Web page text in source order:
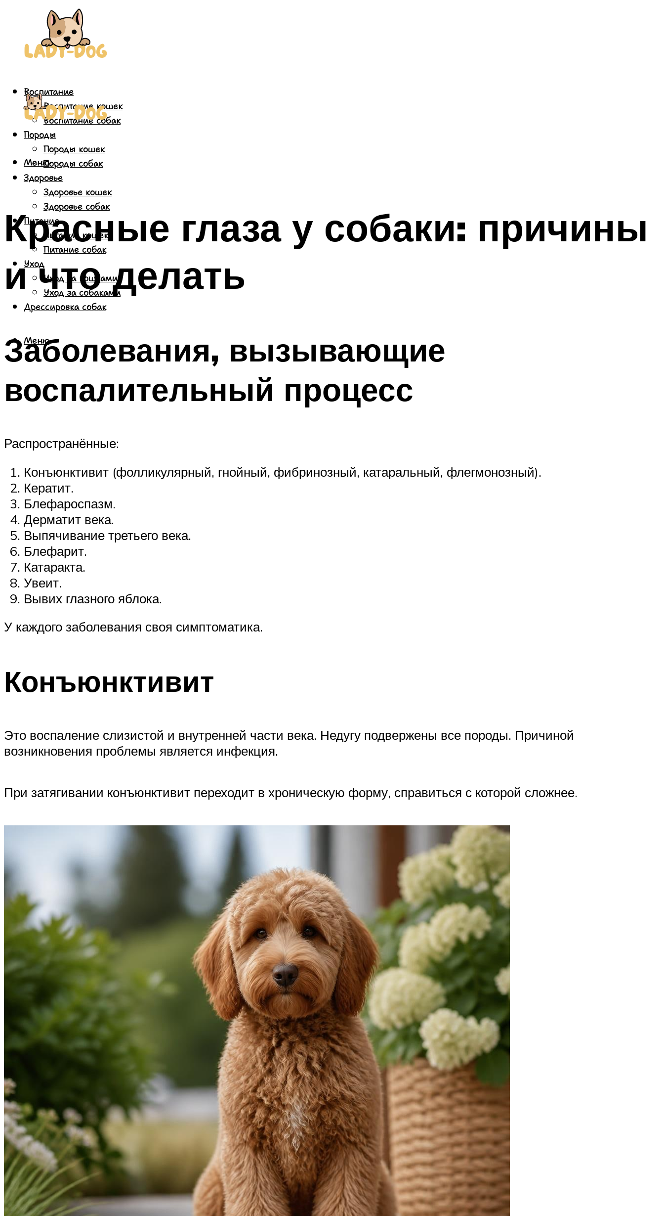
Воспитание
Воспитание кошек
Воспитание собак
Породы
Породы кошек
Породы собак
Здоровье
Здоровье кошек
Здоровье собак
Питание
Питание кошек
Питание собак
Уход
Уход за кошками
Уход за собаками
Дрессировка собак
Меню
Меню
Красные глаза у собаки: причины
и что делать
Заболевания, вызывающие
воспалительный процесс
Распространённые:
Конъюнктивит (фолликулярный, гнойный, фибринозный, катаральный, флегмонозный).
Кератит.
Блефароспазм.
Дерматит века.
Выпячивание третьего века.
Блефарит.
Катаракта.
Увеит.
Вывих глазного яблока.
У каждого заболевания своя симптоматика.
Конъюнктивит
Это воспаление слизистой и внутренней части века. Недугу подвержены все породы. Причиной
возникновения проблемы является инфекция.
При затягивании конъюнктивит переходит в хроническую форму, справиться с которой сложнее.